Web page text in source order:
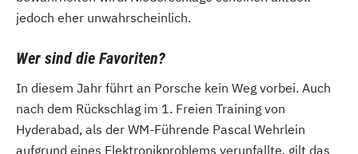
jedoch eher unwahrscheinlich.
Wer sind die Favoriten?
In diesem Jahr führt an Porsche kein Weg vorbei. Auch
nach dem Rückschlag im 1. Freien Training von
Hyderabad, als der WM-Führende Pascal Wehrlein
aufgrund eines Elektronikproblems verunfallte, gilt das